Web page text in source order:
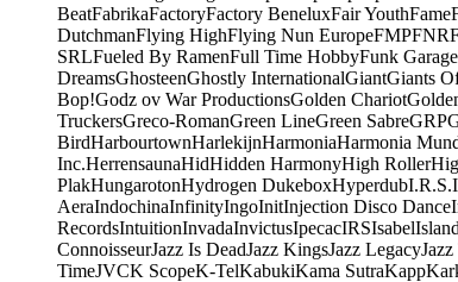
BeatFabrikaFactoryFactory BeneluxFair YouthFame
DutchmanFlying HighFlying Nun EuropeFMPFNR
SRLFueled By RamenFull Time HobbyFunk Garage
DreamsGhosteenGhostly InternationalGiantGiants
Bop!Godz ov War ProductionsGolden Chariot
TruckersGreco-RomanGreen LineGreen SabreGRP
BirdHarbourtownHarlekijnHarmoniaHarmonia
Inc.HerrensaunaHidHidden HarmonyHigh Roller
PlakHungarotonHydrogen DukeboxHyperdubI.R.S.
AeraIndochinaInfinityIngoInitInjection Disco Dance
RecordsIntuitionInvadaInvictusIpecacIRSIsabel
ConnoisseurJazz Is DeadJazz KingsJazz Legacy
TimeJVCK ScopeK-TelKabukiKama SutraKapp